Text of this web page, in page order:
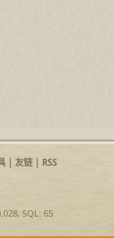
| 友链| RSS
SQL: 65